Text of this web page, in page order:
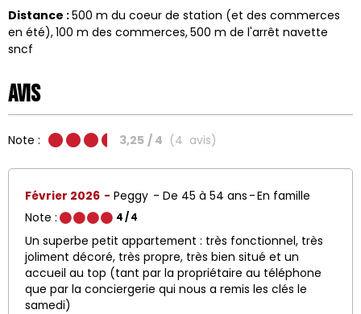
Distance :500 m du coeur de station (et des commerces
en été) 100 m des commerces 500 m de l'arrêt navette
sncf
Avis
Note : 3,25 / 4 (4 avis)
Février 2026 Peggy De 45 à 54 ans
En famille
Note :
4/ 4
Un superbe petit appartement : très fonctionnel, très
joliment décoré, très propre, très bien situé et un
accueil au top (tant par la propriétaire au téléphone
que par la conciergerie qui nous a remis les clés le
samedi)